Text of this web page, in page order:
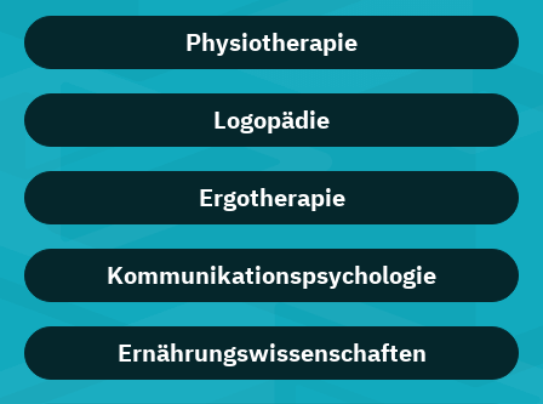
Physiotherapie
Logopädie
Ergotherapie
Kommunikationspsychologie
Ernährungswissenschaften